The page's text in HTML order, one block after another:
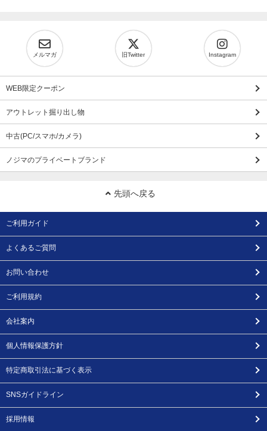
メルマガ 旧Twitter Instagram
WEB限定クーポン
アウトレット掘り出し物
中古(PC/スマホ/カメラ)
ノジマのプライベートブランド
先頭へ戻る
ご利用ガイド
よくあるご質問
お問い合わせ
ご利用規約
会社案内
個人情報保護方針
特定商取引法に基づく表示
SNSガイドライン
採用情報